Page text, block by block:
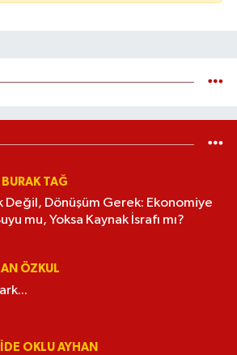
BURAK TAĞ
Değil, Dönüşüm Gerek: Ekonomiye
mu, Yoksa Kaynak İsrafı mı?
ÖZKUL
OKLU AYHAN